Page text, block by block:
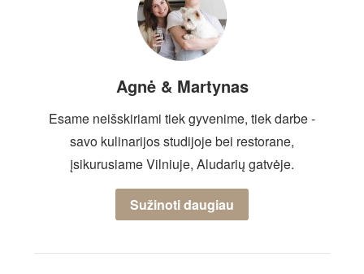
Agnė & Martynas
Esame neišskiriami tiek gyvenime, tiek darbe -
savo kulinarijos studijoje bei restorane,
įsikurusiame Vilniuje, Aludarių gatvėje.
Sužinoti daugiau